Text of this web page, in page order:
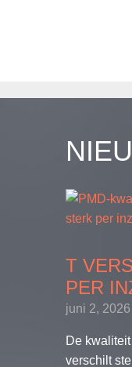
T
PER
juni 2, 2026
De
verschilt